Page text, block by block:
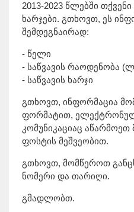
2013-2023 წლებში
ხარჯები. გთხოვთ, ეს
შემდეგნაირად:
- წელი
- საწვავის რაოდენობა
- საწვავის ხარჯი
გთხოვთ, ინფორმაცია
ფორმატით,
კომუნიკაციაც
ფოსტის მეშვეობით.
გთხოვთ, მომწეროთ
ნომერი და თარიღი.
გმადლობთ.